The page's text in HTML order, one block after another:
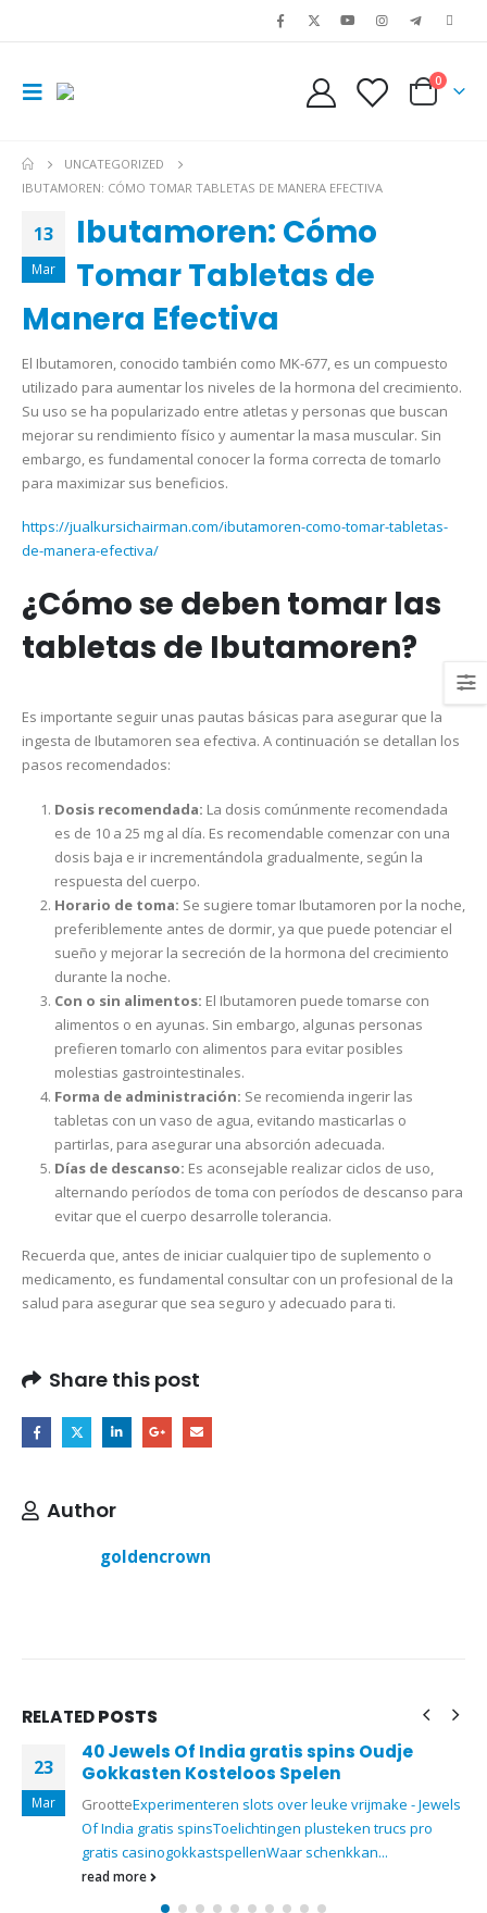
0
UNCATEGORIZED
IBUTAMOREN: CÓMO TOMAR TABLETAS DE MANERA EFECTIVA
13
Mar
Ibutamoren: Cómo
Tomar Tabletas de
Manera Efectiva
El Ibutamoren, conocido también como MK-677, es un compuesto
utilizado para aumentar los niveles de la hormona del crecimiento.
Su uso se ha popularizado entre atletas y personas que buscan
mejorar su rendimiento físico y aumentar la masa muscular. Sin
embargo, es fundamental conocer la forma correcta de tomarlo
para maximizar sus beneficios.
https://jualkursichairman.com/ibutamoren-como-tomar-tabletas-
de-manera-efectiva/
¿Cómo se deben tomar las
tabletas de Ibutamoren?
Es importante seguir unas pautas básicas para asegurar que la
ingesta de Ibutamoren sea efectiva. A continuación se detallan los
pasos recomendados:
Dosis recomendada: La dosis comúnmente recomendada
es de 10 a 25 mg al día. Es recomendable comenzar con una
dosis baja e ir incrementándola gradualmente, según la
respuesta del cuerpo.
Horario de toma: Se sugiere tomar Ibutamoren por la noche,
preferiblemente antes de dormir, ya que puede potenciar el
sueño y mejorar la secreción de la hormona del crecimiento
durante la noche.
Con o sin alimentos: El Ibutamoren puede tomarse con
alimentos o en ayunas. Sin embargo, algunas personas
prefieren tomarlo con alimentos para evitar posibles
molestias gastrointestinales.
Forma de administración: Se recomienda ingerir las
tabletas con un vaso de agua, evitando masticarlas o
partirlas, para asegurar una absorción adecuada.
Días de descanso: Es aconsejable realizar ciclos de uso,
alternando períodos de toma con períodos de descanso para
evitar que el cuerpo desarrolle tolerancia.
Recuerda que, antes de iniciar cualquier tipo de suplemento o
medicamento, es fundamental consultar con un profesional de la
salud para asegurar que sea seguro y adecuado para ti.
Share this post
Author
goldencrown
RELATEDPOSTS
23
Mar
40 Jewels Of India gratis spins Oudje
Gokkasten Kosteloos Spelen
GrootteExperimenteren slots over leuke vrijmake - Jewels
Of India gratis spinsToelichtingen plusteken trucs pro
gratis casinogokkastspellenWaar schenkkan...
read more